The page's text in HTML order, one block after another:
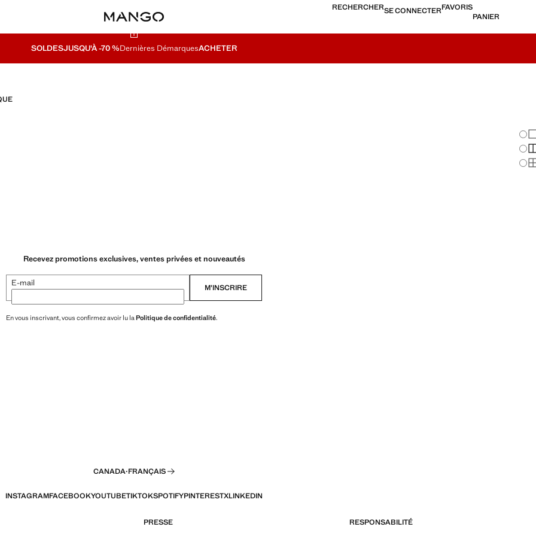
RECHERCHERSE CONNECTERFAVORIS
PANIER
SOLDESJUSQU'À -70 %Dernières DémarquesACHETER
Recevez promotions exclusives, ventes privées et nouveautés
E-mail M’INSCRIRE
En vous inscrivant, vous confirmez avoir lu laPolitique de confidentialité.
CANADA·FRANÇAIS
INSTAGRAMFACEBOOKYOUTUBETIKTOKSPOTIFYPINTERESTXLINKEDIN
PRESSE RESPONSABILITÉ